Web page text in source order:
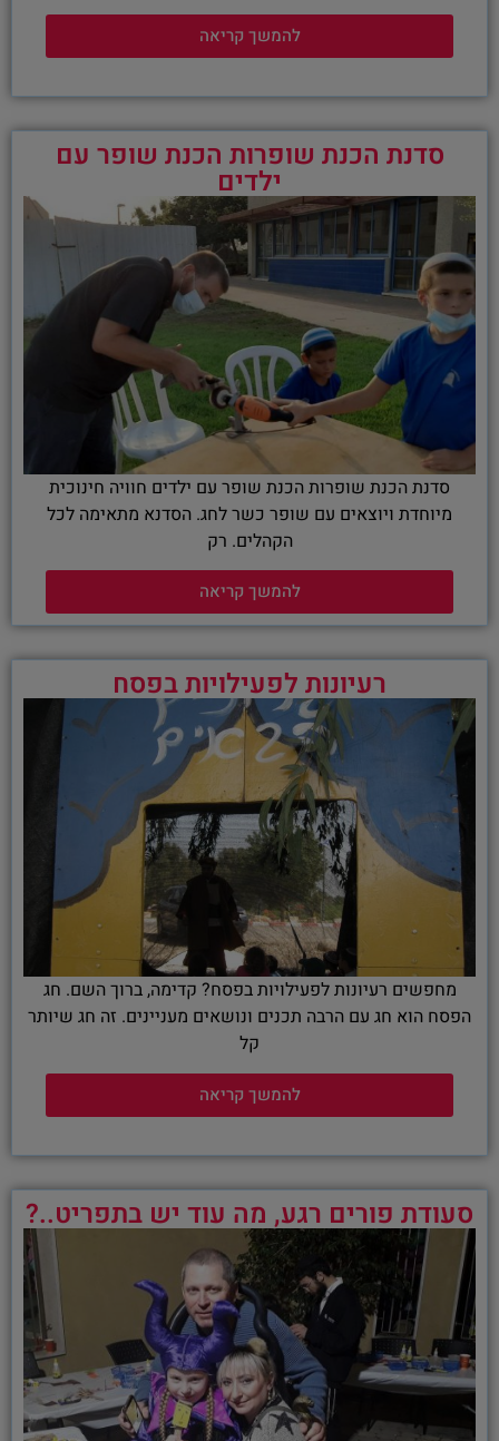
להמשך קריאה
סדנת הכנת שופרות הכנת שופר עם
ילדים
סדנת הכנת שופרות הכנת שופר עם ילדים חוויה חינוכית
מיוחדת ויוצאים עם שופר כשר לחג. הסדנא מתאימה לכל
הקהלים. רק
להמשך קריאה
רעיונות לפעילויות בפסח
מחפשים רעיונות לפעילויות בפסח? קדימה, ברוך השם. חג
הפסח הוא חג עם הרבה תכנים ונושאים מעניינים. זה חג שיותר
קל
להמשך קריאה
סעודת פורים רגע, מה עוד יש בתפריט..?